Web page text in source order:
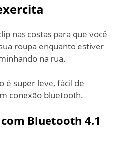
nas costas para que você
roupa enquanto estiver
na rua.
é super leve, fácil de
conexão bluetooth.
Bluetooth 4.1